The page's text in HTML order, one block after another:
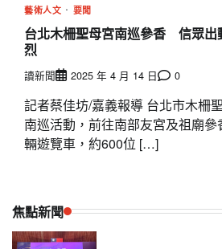
藝術人文 要聞
台北木柵聖母宮南巡參香 信眾出
烈
讀新聞 2025 年 4 月 14 日 0
記者蔡佳坊/嘉義報導 台北市木柵
南巡活動，前往南部友宮及祖廟
輛遊覽車，約600位 […]
焦點新聞